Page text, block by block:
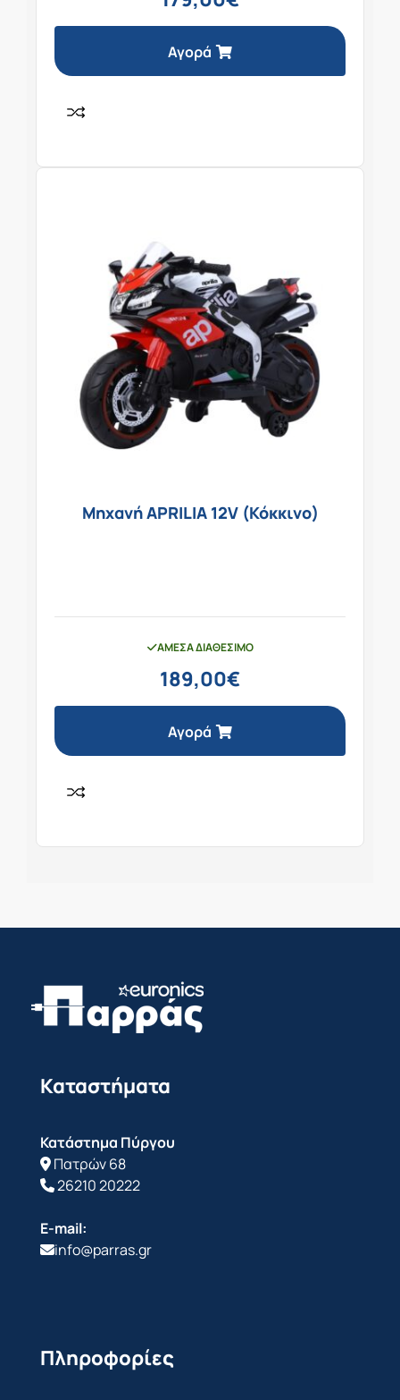
Αγορά
Μηχανή APRILIA 12V (Κόκκινο)
ΆΜΕΣΑ ΔΙΑΘΈΣΙΜΟ
189,00€
Αγορά
Καταστήματα
Κατάστημα Πύργου
Πατρών 68
26210 20222
E-mail:
info@parras.gr
Πληροφορίες